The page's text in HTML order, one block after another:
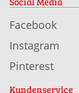
Facebook
Instagram
Pinterest
Kundenservice